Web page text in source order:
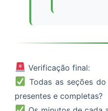
Verificação final:
Todas as seções do
presentes e completas?